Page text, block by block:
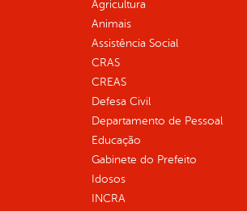
Agricultura
Animais
Assistência Social
CRAS
CREAS
Defesa Civil
Departamento de Pessoal
Educação
Gabinete do Prefeito
Idosos
INCRA